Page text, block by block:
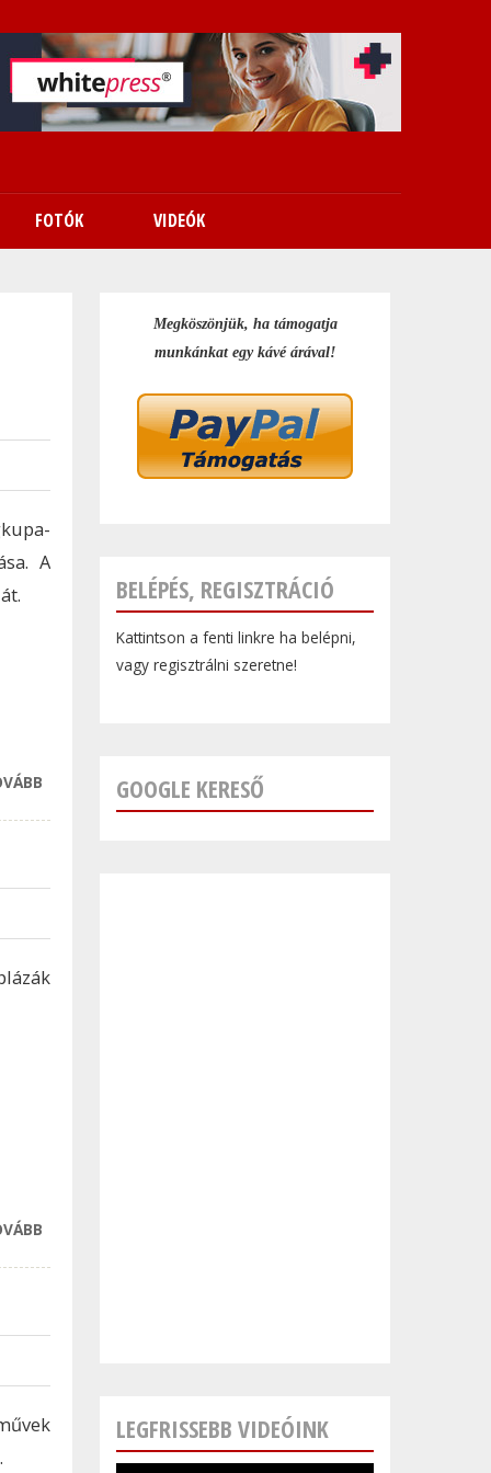
FOTÓK VIDEÓK
A
SPORTOSRA
VIZILABDA
TAGJAI
TARTALOMMAL
TARTALOMMAL
Megköszönjük, ha támogatja
munkánkat egy kávé árával!
BELÉPÉS, REGISZTRÁCIÓ
Kattintson a fenti linkre ha belépni,
vagy regisztrálni szeretne!
GOOGLE KERESŐ
LEGFRISSEBB VIDEÓINK